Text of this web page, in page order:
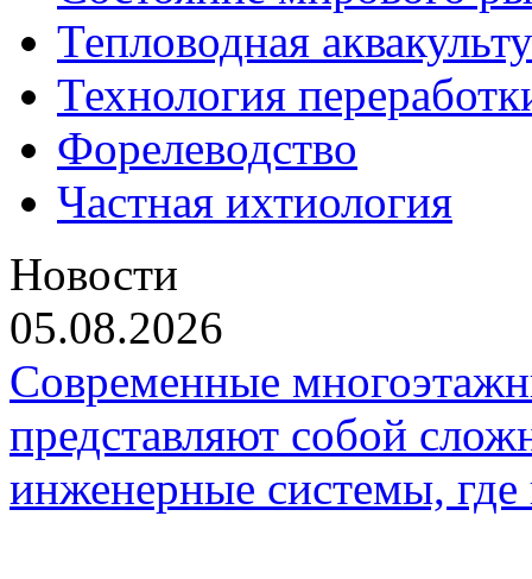
Тепловодная
Технология
Форелеводство
Частная ихтиология
Новости
05.08.2026
Современные
представляют собой
инженерные системы,